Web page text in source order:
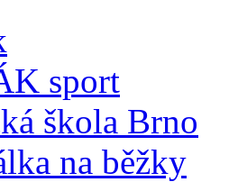
sport
škola Brno
na běžky